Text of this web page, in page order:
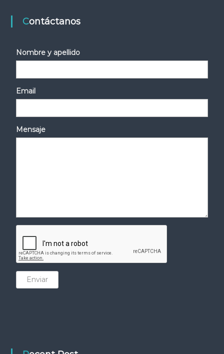
Contáctanos
Nombre y apellido
Email
Mensaje
Enviar